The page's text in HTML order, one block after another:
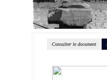
Consulter le document